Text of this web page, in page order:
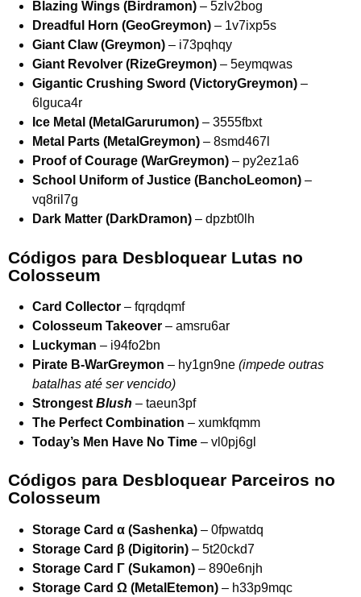
Blazing Wings (Birdramon) – 5zlv2bog
Dreadful Horn (GeoGreymon) – 1v7ixp5s
Giant Claw (Greymon) – i73pqhqy
Giant Revolver (RizeGreymon) – 5eymqwas
Gigantic Crushing Sword (VictoryGreymon) –
6lguca4r
Ice Metal (MetalGarurumon) – 3555fbxt
Metal Parts (MetalGreymon) – 8smd467l
Proof of Courage (WarGreymon) – py2ez1a6
School Uniform of Justice (BanchoLeomon) –
vq8ril7g
Dark Matter (DarkDramon) – dpzbt0lh
Códigos para Desbloquear Lutas no
Colosseum
Card Collector – fqrqdqmf
Colosseum Takeover – amsru6ar
Luckyman – i94fo2bn
Pirate B-WarGreymon – hy1gn9ne (impede outras
batalhas até ser vencido)
Strongest Blush – taeun3pf
The Perfect Combination – xumkfqmm
Today’s Men Have No Time – vl0pj6gl
Códigos para Desbloquear Parceiros no
Colosseum
Storage Card α (Sashenka) – 0fpwatdq
Storage Card β (Digitorin) – 5t20ckd7
Storage Card Γ (Sukamon) – 890e6njh
Storage Card Ω (MetalEtemon) – h33p9mqc